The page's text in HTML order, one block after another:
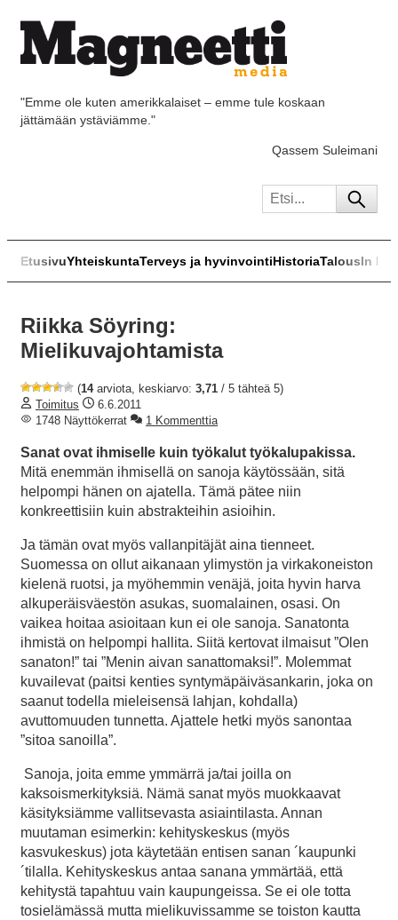
"Emme ole kuten amerikkalaiset – emme tule koskaan
jättämään ystäviämme."
Qassem Suleimani
EtusivuYhteiskuntaTerveys ja hyvinvointiHistoriaTalousIn
Riikka Söyring:
Mielikuvajohtamista
(14arviota, keskiarvo: 3,71 / 5 tähteä 5)
Toimitus
6.6.2011
1748 Näyttökerrat
1 Kommenttia
Sanat ovat ihmiselle kuin työkalut työkalupakissa.
Mitä enemmän ihmisellä on sanoja käytössään, sitä
helpompi hänen on ajatella. Tämä pätee niin
konkreettisiin kuin abstrakteihin asioihin.
Ja tämän ovat myös vallanpitäjät aina tienneet.
Suomessa on ollut aikanaan ylimystön ja virkakoneiston
kielenä ruotsi, ja myöhemmin venäjä, joita hyvin harva
alkuperäisväestön asukas, suomalainen, osasi. On
vaikea hoitaa asioitaan kun ei ole sanoja. Sanatonta
ihmistä on helpompi hallita. Siitä kertovat ilmaisut ”Olen
sanaton!” tai ”Menin aivan sanattomaksi!”. Molemmat
kuvailevat (paitsi kenties syntymäpäiväsankarin, joka on
saanut todella mieleisensä lahjan, kohdalla)
avuttomuuden tunnetta. Ajattele hetki myös sanontaa
”sitoa sanoilla”.
Sanoja, joita emme ymmärrä ja/tai joilla on
kaksoismerkityksiä. Nämä sanat myös muokkaavat
käsityksiämme vallitsevasta asiaintilasta. Annan
muutaman esimerkin: kehityskeskus (myös
kasvukeskus) jota käytetään entisen sanan ´kaupunki
´tilalla. Kehityskeskus antaa sanana ymmärtää, että
kehitystä tapahtuu vain kaupungeissa. Se ei ole totta
tosielämässä mutta mielikuvissamme se toiston kautta